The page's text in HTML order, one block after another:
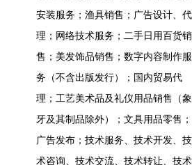
安装服务；渔具销售；广告设计、代
理；网络技术服务；二手日用百货销
售；美发饰品销售；数字内容制作服
务（不含出版发行）；国内贸易代
理；工艺美术品及礼仪用品销售（象
牙及其制品除外）；文具用品零售；
广告发布；技术服务、技术开发、技
术咨询、技术交流、技术转让、技术